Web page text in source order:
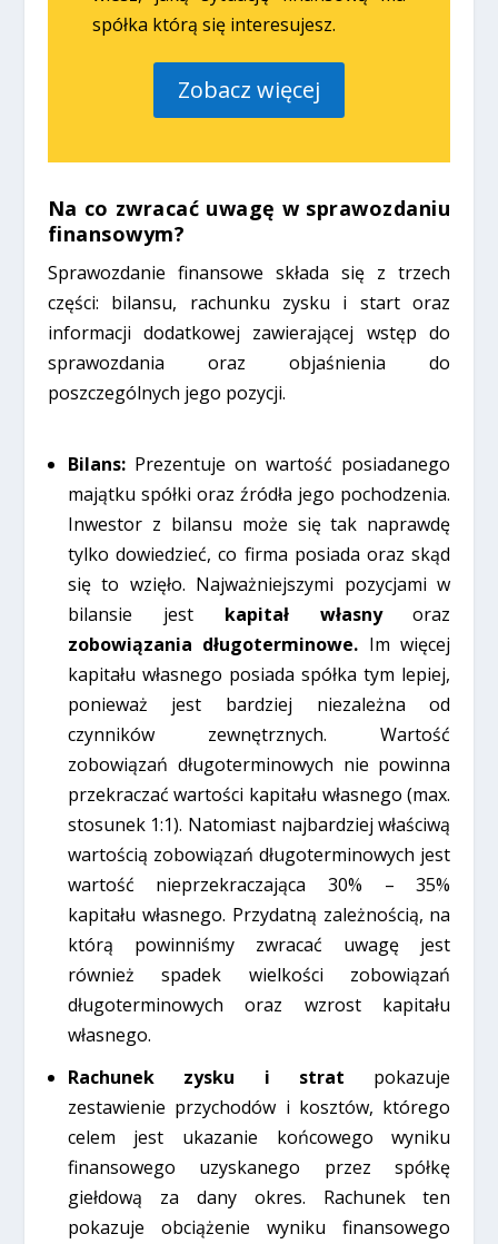
spółka którą się interesujesz.
Zobacz więcej
Na co zwracać uwagę w sprawozdaniu
finansowym?
Sprawozdanie finansowe składa się z trzech
części: bilansu, rachunku zysku i start oraz
informacji dodatkowej zawierającej wstęp do
sprawozdania oraz objaśnienia do
poszczególnych jego pozycji.
Bilans:Prezentuje on wartość posiadanego
majątku spółki oraz źródła jego pochodzenia.
Inwestor z bilansu może się tak naprawdę
tylko dowiedzieć, co firma posiada oraz skąd
się to wzięło. Najważniejszymi pozycjami w
bilansie jestkapitał własnyoraz
zobowiązania długoterminowe. Im więcej
kapitału własnego posiada spółka tym lepiej,
ponieważ jest bardziej niezależna od
czynników zewnętrznych. Wartość
zobowiązań długoterminowych nie powinna
przekraczać wartości kapitału własnego (max.
stosunek 1:1). Natomiast najbardziej właściwą
wartością zobowiązań długoterminowych jest
wartość nieprzekraczająca 30% – 35%
kapitału własnego. Przydatną zależnością, na
którą powinniśmy zwracać uwagę jest
również spadek wielkości zobowiązań
długoterminowych oraz wzrost kapitału
własnego.
Rachunek zysku i strat pokazuje
zestawienie przychodów i kosztów, którego
celem jest ukazanie końcowego wyniku
finansowego uzyskanego przez spółkę
giełdową za dany okres. Rachunek ten
pokazuje obciążenie wyniku finansowego